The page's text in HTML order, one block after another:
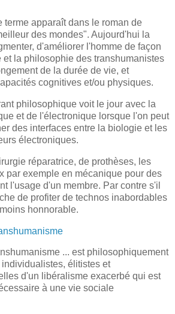
terme apparaît dans le roman de
des mondes". Aujourd'hui la
d'améliorer l'homme de façon
et la philosophie des transhumanistes
de la durée de vie, et
cognitives et/ou physiques.
philosophique voit le jour avec la
et de l'électronique lorsque l'on peut
des interfaces entre la biologie et les
électroniques.
réparatrice, de prothèses, les
par exemple en mécanique pour des
l'usage d'un membre. Par contre s'il
de profiter de technos inabordables
honnorable.
... est philosophiquement
élitistes et
d'un libéralisme exacerbé qui est
à une vie sociale